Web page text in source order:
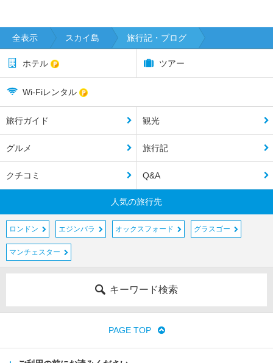
ガ
ジ
ー
キ
ュ
ー
・
ガ
デ
ン
ズ
周
辺
ニ
全表示 スカイ島 旅行記・ブログ
ホテル ツアー
Wi-Fiレンタル
旅行ガイド 観光
グルメ 旅行記
クチコミ Q&A
人気の旅行先
ロンドン エジンバラ オックスフォード グラスゴー
マンチェスター
キーワード検索
PAGE TOP